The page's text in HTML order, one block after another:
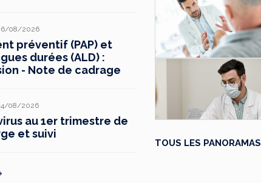
08/2026
préventif (PAP) et
durées (ALD) :
- Note de cadrage
08/2026
au 1er trimestre de
et suivi
TOUS LES PANORAMAS